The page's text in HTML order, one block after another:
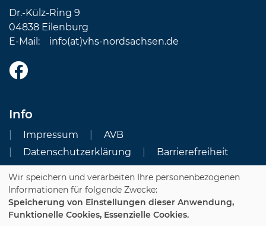
Dr.-Külz-Ring 9
04838 Eilenburg
E-Mail: info(at)vhs-nordsachsen.de
Info
Impressum
AVB
Datenschutzerklärung
Barrierefreiheit
Cookie Einstellungen
Dozenten-Login
Wir speichern und verarbeiten Ihre personenbezogenen
Informationen für folgende Zwecke:
Speicherung von Einstellungen dieser Anwendung,
Funktionelle Cookies, Essenzielle Cookies.